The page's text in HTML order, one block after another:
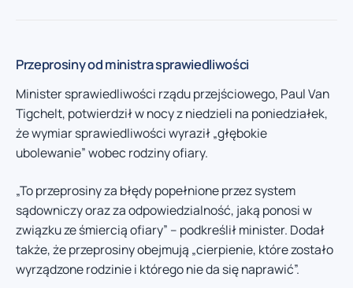
Przeprosiny od ministra sprawiedliwości
Minister sprawiedliwości rządu przejściowego, Paul Van
Tigchelt, potwierdził w nocy z niedzieli na poniedziałek,
że wymiar sprawiedliwości wyraził „głębokie
ubolewanie” wobec rodziny ofiary.
„To przeprosiny za błędy popełnione przez system
sądowniczy oraz za odpowiedzialność, jaką ponosi w
związku ze śmiercią ofiary” – podkreślił minister. Dodał
także, że przeprosiny obejmują „cierpienie, które zostało
wyrządzone rodzinie i którego nie da się naprawić”.